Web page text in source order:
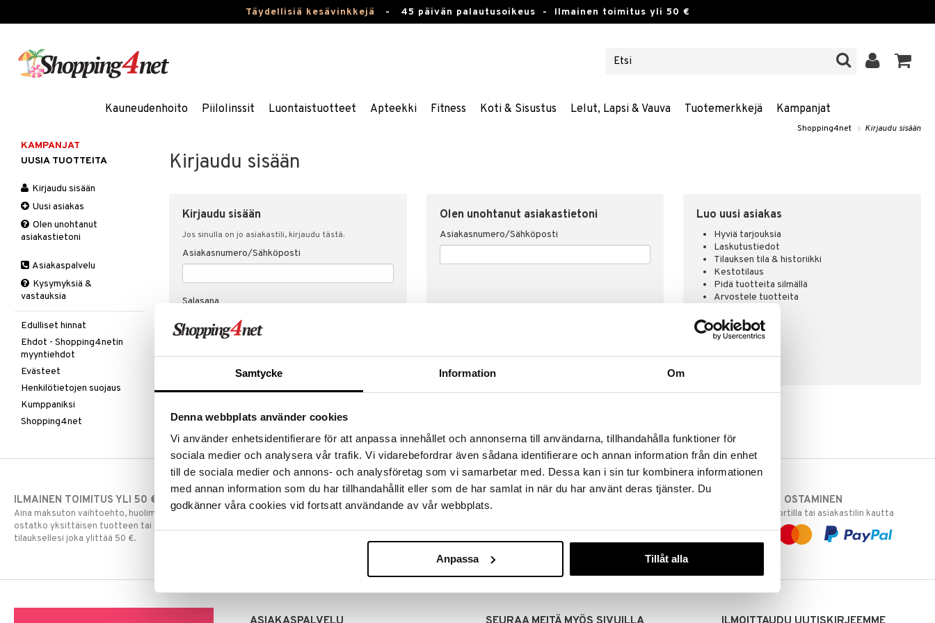
Samtycke Information Om
Denna webbplats använder cookies
Vi använder enhetsidentifierare för att anpassa innehållet och annonserna till användarna, tillhandahålla funktioner för
sociala medier och analysera vår trafik. Vi vidarebefordrar även sådana identifierare och annan information från din enhet
till de sociala medier och annons- och analysföretag som vi samarbetar med. Dessa kan i sin tur kombinera informationen
med annan information som du har tillhandahållit eller som de har samlat in när du har använt deras tjänster. Du
godkänner våra cookies vid fortsatt användande av vår webbplats.
Anpassa Tillåt alla
Täydellisiä kesävinkkejä - 45 päivän palautusoikeus - Ilmainen toimitus yli 50 €
Kauneudenhoito Piilolinssit Luontaistuotteet Apteekki Fitness Koti & Sisustus Lelut, Lapsi & Vauva Tuotemerkkejä Kampanjat
Shopping4net » Kirjaudu sisään
Kirjaudu sisään
Kirjaudu sisään
Jos sinulla on jo asiakastili, kirjaudu tästä.
Asiakasnumero/Sähköposti
Salasana
Olen unohtanut asiakastietoni
Asiakasnumero/Sähköposti
Luo uusi asiakas
Hyviä tarjouksia
Laskutustiedot
Tilauksen tila & historiikki
Kestotilaus
Pidä tuotteita silmällä
Arvostele tuotteita
KAMPANJAT
UUSIA TUOTTEITA
Kirjaudu sisään
Uusi asiakas
Olen unohtanut
asiakastietoni
Asiakaspalvelu
Kysymyksiä &
vastauksia
Edulliset hinnat
Ehdot - Shopping4netin
myyntiehdot
Evästeet
Henkilötietojen suojaus
Kumppaniksi
Shopping4net
ILMAINEN TOIMITUS YLI 50 €
Aina maksuton vaihtoehto, huolimatta siitä
ostatko yksittäisen tuotteen tai koko
tilauksellesi joka ylittää 50 €.
NOPEAT TOIMITUKSET EDULLISET HINNAT
Voit olla varma, että teet löytöjä sivuillamme.
TURVALLINEN OSTAMINEN
laskulla, pankkikortilla tai asiakastilin kautta